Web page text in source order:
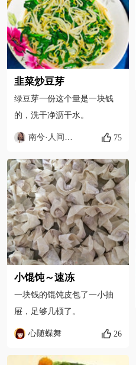
韭菜炒豆芽
绿豆芽一份这个量是一块钱
的，洗干净沥干水。
南兮·人间烟火 75
小馄饨～速冻
一块钱的馄饨皮包了一小抽
屉，足够几顿了。
心随蝶舞 26